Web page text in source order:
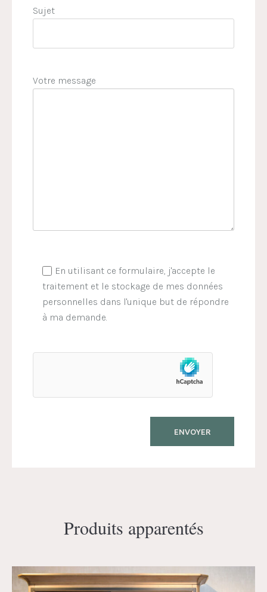
Sujet
Votre message
En utilisant ce formulaire, j'accepte le
traitement et le stockage de mes données
personnelles dans l'unique but de répondre
à ma demande.
Produits apparentés